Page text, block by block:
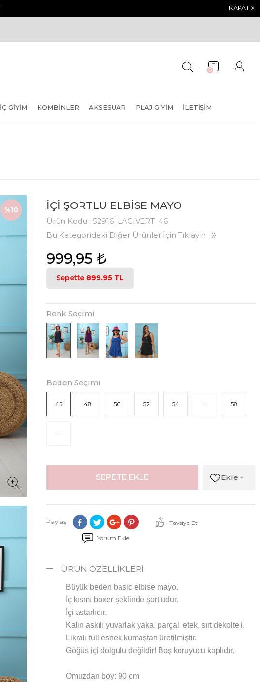
KAPAT X
-
0
-
İÇ GIYIM KOMBINLER AKSESUAR PLAJ GIYIM İLETIŞIM
%10 İÇİ ŞORTLU ELBİSE MAYO
Ürün Kodu : 52916_LACIVERT_46
Bu Kategorideki Diğer Ürünler İçin Tıklayın
999,95 ₺
Sepette 899.95 TL
Renk Seçimi
Beden Seçimi
46 48 50 52 54 58
SEPETE EKLE Ekle +
Paylaş: Tavsiye Et
Yorum Ekle
ÜRÜN ÖZELLIKLERI
Büyük beden basic elbise mayo.
İç kısmı boxer şeklinde şortludur.
İçi astarlıdır.
Kalın askılı yuvarlak yaka, parçalı etek, sırt dekolteli.
Likralı full esnek kumaştan üretilmiştir.
Göğüs içi dolgulu değildir! Boş koruyucu kaplıdır.
Omuzdan boy: 90 cm